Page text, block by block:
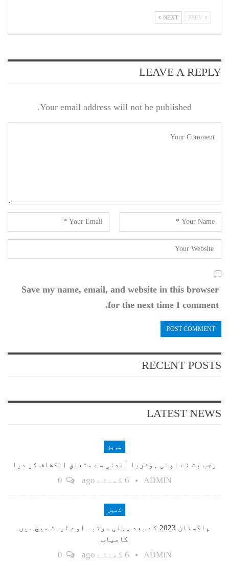
NEXT
LEAVE A REPLY
Your email address will not be published.
Save my name, email, and website in this browser
for the next time I comment.
RECENT POSTS
LATEST NEWS
شوبز
رجب بٹ نے اپنی ہوشربا آمدنی سے متعلق انکشاف کر دیا
ADMIN 6 گھنٹے ago
کھیل
پاکستان 2023 کے بعد پہلی مرتبہ اوے ٹیسٹ میچ میں
کامیاب
ADMIN 6 گھنٹے ago